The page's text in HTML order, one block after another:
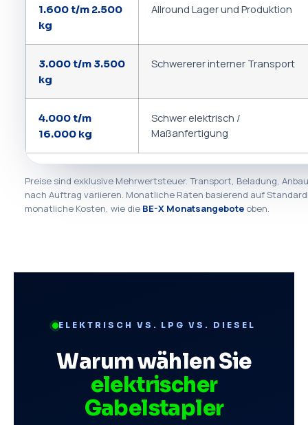
1.600 t/m 2.500
kg
Allround Lager und Produktion
3.000 t/m 3.500
kg
Schwererer interner Transport
4.000 t/m
16.000 kg
Schwer elektrisch /
Maßanfertigung
Preise sind exklusive Mehrwertsteuer. Transport, Beladung,
nach Auftrag variieren. Monatliche Raten basierend auf
monatliche Kosten, wie die BE-X Monatsangebote oben.
ELEKTRISCH VS. LPG VS. DIESEL
Warum wählen Sie
elektrischer
Gabelstapler